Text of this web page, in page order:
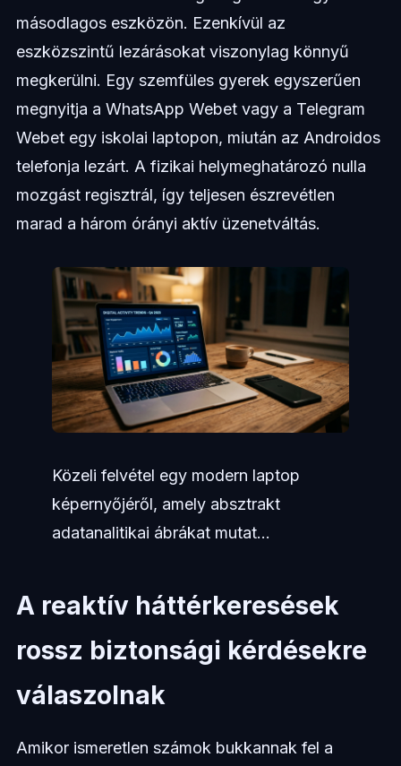
másodlagos eszközön. Ezenkívül az
eszközszintű lezárásokat viszonylag könnyű
megkerülni. Egy szemfüles gyerek egyszerűen
megnyitja a WhatsApp Webet vagy a Telegram
Webet egy iskolai laptopon, miután az Androidos
telefonja lezárt. A fizikai helymeghatározó nulla
mozgást regisztrál, így teljesen észrevétlen
marad a három órányi aktív üzenetváltás.
Közeli felvétel egy modern laptop
képernyőjéről, amely absztrakt
adatanalitikai ábrákat mutat...
A reaktív háttérkeresések
rossz biztonsági kérdésekre
válaszolnak
Amikor ismeretlen számok bukkannak fel a